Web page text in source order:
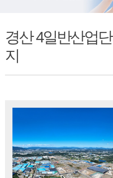
경산 4일반산업단
지